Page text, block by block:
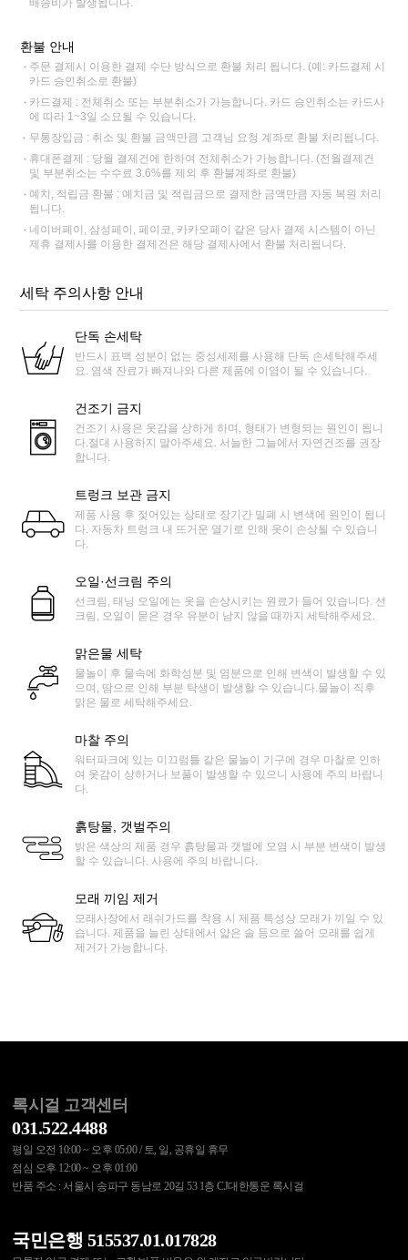
환불 안내
주문 결제시 이용한 결제 수단 방식으로 환불 처리 됩니다. (예: 카드결제 시
카드 승인취소로 환불)
카드결제 : 전체취소 또는 부분취소가 가능합니다. 카드 승인취소는 카드사
에 따라 1~3일 소요될 수 있습니다.
무통장입금 : 취소 및 환불 금액만큼 고객님 요청 계좌로 환불 처리됩니다.
휴대폰결제 : 당월 결제건에 한하여 전체취소가 가능합니다. (전월결제건
및 부분취소는 수수료 3.6%를 제외 후 환불계좌로 환불)
예치, 적립금 환불 : 예치금 및 적립금으로 결제한 금액만큼 자동 복원 처리
됩니다.
네이버페이, 삼성페이, 페이코, 카카오페이 같은 당사 결제 시스템이 아닌
제휴 결제사를 이용한 결제건은 해당 결제사에서 환불 처리됩니다.
세탁 주의사항 안내
단독 손세탁
반드시 표백 성분이 없는 중성세제를 사용해 단독 손세탁해주세
요. 염색 잔료가 빠져나와 다른 제품에 이염이 될 수 있습니다.
건조기 금지
건조기 사용은 옷감을 상하게 하며, 형태가 변형되는 원인이 됩니
다.절대 사용하지 말아주세요. 서늘한 그늘에서 자연건조를 권장
합니다.
트렁크 보관 금지
제품 사용 후 젖어있는 상태로 장기간 밀폐 시 변색에 원인이 됩니
다. 자동차 트렁크 내 뜨거운 열기로 인해 옷이 손상될 수 있습니
다.
오일·선크림 주의
선크림, 태닝 오일에는 옷을 손상시키는 원료가 들어 있습니다. 선
크림, 오일이 묻은 경우 유분이 남지 않을 때까지 세탁해주세요.
맑은물 세탁
물놀이 후 물속에 화학성분 및 염분으로 인해 변색이 발생할 수 있
으며, 땀으로 인해 부분 탁생이 발생할 수 있습니다.물놀이 직후
맑은 물로 세탁해주세요.
마찰 주의
워터파크에 있는 미끄럼틀 같은 물놀이 기구에 경우 마찰로 인하
여 옷감이 상하거나 보풀이 발생할 수 있으니 사용에 주의 바랍니
다.
흙탕물, 갯벌주의
밝은 색상의 제품 경우 흙탕물과 갯벌에 오염 시 부분 변색이 발생
할 수 있습니다. 사용에 주의 바랍니다.
모래 끼임 제거
모래사장에서 래쉬가드를 착용 시 제품 특성상 모래가 끼일 수 있
습니다. 제품을 늘린 상태에서 얇은 솔 등으로 쓸어 모래를 쉽게
제거가 가능합니다.
록시걸 고객센터
031.522.4488
평일 오전 10:00 ~ 오후 05:00 / 토, 일, 공휴일 휴무
점심 오후 12:00 ~ 오후 01:00
반품 주소 : 서울시 송파구 동남로 20길 53 1층 CJ대한통운 록시걸
국민은행 515537.01.017828